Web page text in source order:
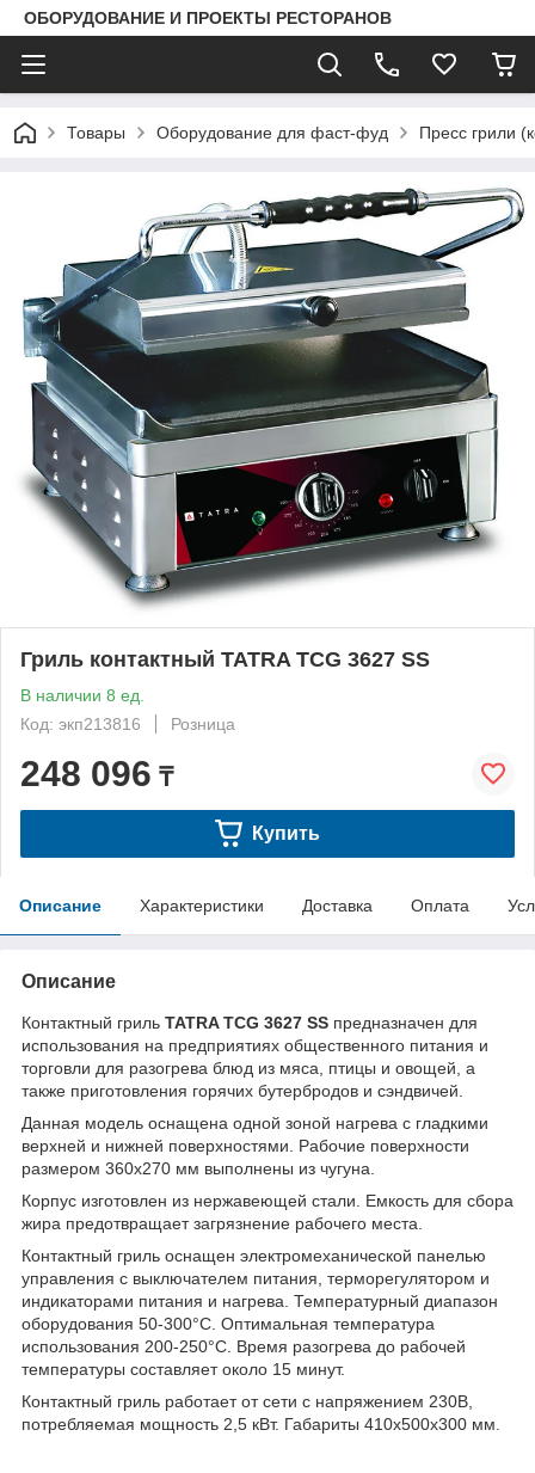
ОБОРУДОВАНИЕ И ПРОЕКТЫ РЕСТОРАНОВ
Товары Оборудование для фаст-фуд Пресс грили
Гриль контактный TATRA TCG 3627 SS
В наличии 8 ед.
Код: экп213816
Розница
248 096 ₸
Купить
Описание Характеристики Доставка Оплата
Описание
Контактный гриль TATRA TCG 3627 SS предназначен для
использования на предприятиях общественного питания и
торговли для разогрева блюд из мяса, птицы и овощей, а
также приготовления горячих бутербродов и сэндвичей.
Данная модель оснащена одной зоной нагрева с гладкими
верхней и нижней поверхностями. Рабочие поверхности
размером 360х270 мм выполнены из чугуна.
Корпус изготовлен из нержавеющей стали. Емкость для сбора
жира предотвращает загрязнение рабочего места.
Контактный гриль оснащен электромеханической панелью
управления с выключателем питания, терморегулятором и
индикаторами питания и нагрева. Температурный диапазон
оборудования 50-300°C. Оптимальная температура
использования 200-250°C. Время разогрева до рабочей
температуры составляет около 15 минут.
Контактный гриль работает от сети с напряжением 230В,
потребляемая мощность 2,5 кВт. Габариты 410х500х300 мм.